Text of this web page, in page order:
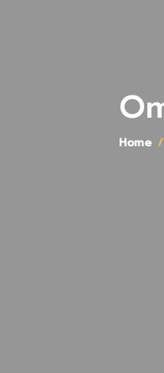
Home